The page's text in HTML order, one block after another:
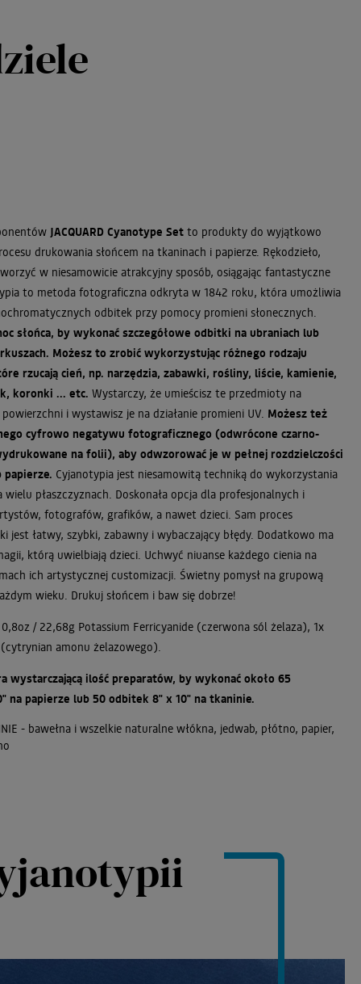
JACQUARD Cyanotype Set to produkty do wyjątkowo
drukowania słońcem na tkaninach i papierze. Rękodzieło,
w niesamowicie atrakcyjny sposób, osiągając fantastyczne
to metoda fotograficzna odkryta w 1842 roku, która umożliwia
odbitek przy pomocy promieni słonecznych.
słońca, by wykonać szczegółowe odbitki na ubraniach lub
Możesz to zrobić wykorzystując różnego rodzaju
rzucają cień, np. narzędzia, zabawki, rośliny, liście, kamienie,
koronki ... etc. Wystarczy, że umieścisz te przedmioty na
i wystawisz je na działanie promieni UV. Możesz też
cyfrowo negatywu fotograficznego (odwrócone czarno-
na folii), aby odwzorować je w pełnej rozdzielczości
papierze. Cyjanotypia jest niesamowitą techniką do wykorzystania
wielu płaszczyznach. Doskonała opcja dla profesjonalnych i
fotografów, grafików, a nawet dzieci. Sam proces
jest łatwy, szybki, zabawny i wybaczający błędy. Dodatkowo ma
którą uwielbiają dzieci. Uchwyć niuanse każdego cienia na
ich artystycznej customizacji. Świetny pomysł na grupową
wieku. Drukuj słońcem i baw się dobrze!
0,8oz / 22,68g Potassium Ferricyanide (czerwona sól żelaza), 1x
amonu żelazowego).
wystarczającą ilość preparatów, by wykonać około 65
na papierze lub 50 odbitek 8" x 10" na tkaninie.
- bawełna i wszelkie naturalne włókna, jedwab, płótno, papier,